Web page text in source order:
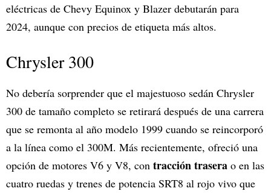
eléctricas de Chevy Equinox y Blazer debutarán para
2024, aunque con precios de etiqueta más altos.
Chrysler 300
No debería sorprender que el majestuoso sedán Chrysler
300 de tamaño completo se retirará después de una carrera
que se remonta al año modelo 1999 cuando se reincorporó
a la línea como el 300M. Más recientemente, ofreció una
opción de motores V6 y V8, con tracción trasera o en las
cuatro ruedas y trenes de potencia SRT8 al rojo vivo que